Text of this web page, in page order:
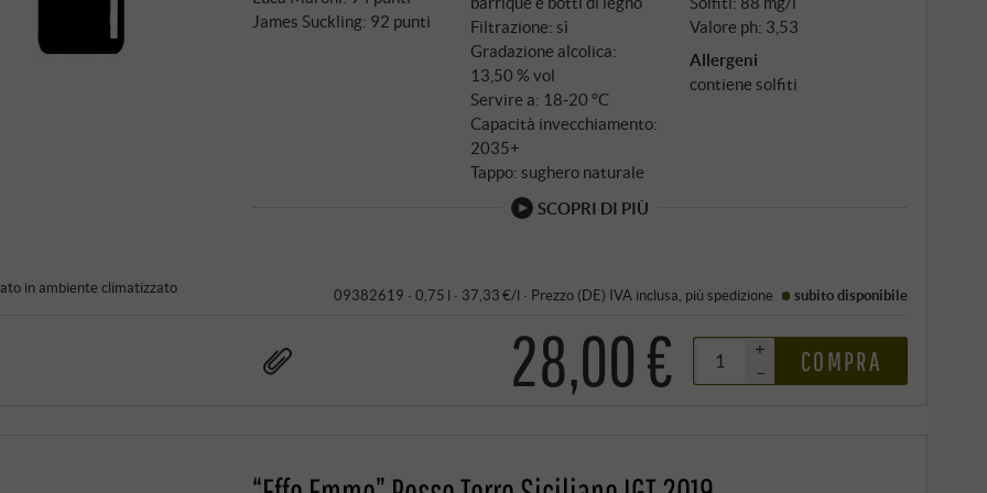
maturazione.
James Suckling: 92 punti
Filtrazione: sì
Gradazione alcolica:
13,50 % vol
Servire a: 18‑20 °C
Capacità invecchiamento:
2035+
Tappo: sughero naturale
Valore ph: 3,53
Allergeni
contiene solfiti
SCOPRI DI PIÙ
in ambiente climatizzato 09382619 · 0,75 l · 37,33 €/l · Prezzo (DE) IVA inclusa , più spedizione subito disponibile
28,00 €
+
–
COMPRA